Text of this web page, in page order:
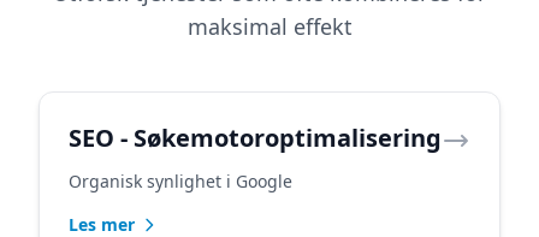
maksimal effekt
SEO - Søkemotoroptimalisering
Organisk synlighet i Google
Les mer